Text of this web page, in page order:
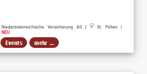
Niederösterreichische Versicherung AG |
St. Pölten |
NEU
Events mehr ...